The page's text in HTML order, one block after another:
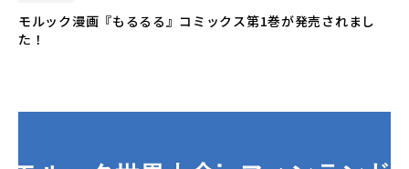
モルック漫画『もるるる』コミックス第1巻が発売されまし
た！